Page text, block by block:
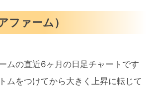
ファーム）
ムの直近6ヶ月の日足チャートです
ムをつけてから大きく上昇に転じて